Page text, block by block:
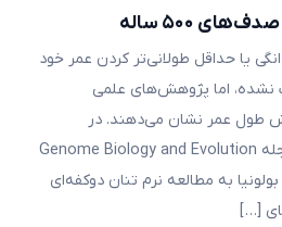
۵۰۰ ساله
یا حداقل طولانی‌تر کردن عمر خود
اما پژوهش‌های علمی
طول عمر نشان می‌دهند. در
مطالعه‌ای پیشگامانه که در مجله Genome Biology and Evolution
به مطالعه نرم تنان دوکفه‌ای
[…]